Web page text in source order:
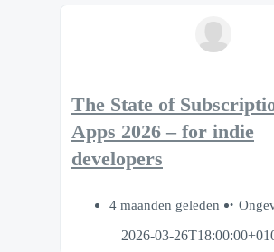
The State of
Apps 2026 – for indie
developers
4 maanden geleden
2026-03-